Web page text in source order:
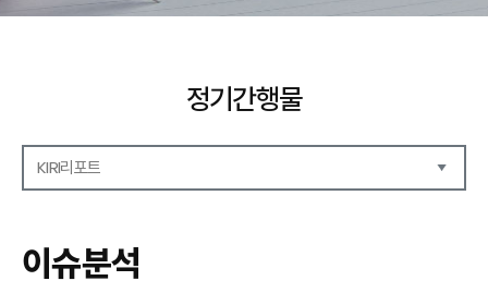
정기간행물
KIRI리포트
보험금융연구
KIRI 리포트
이슈분석